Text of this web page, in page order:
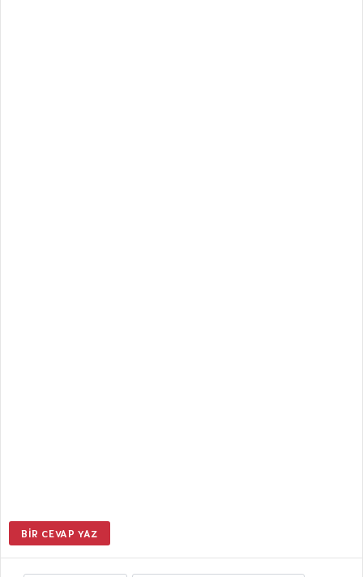
BIR CEVAP YAZ